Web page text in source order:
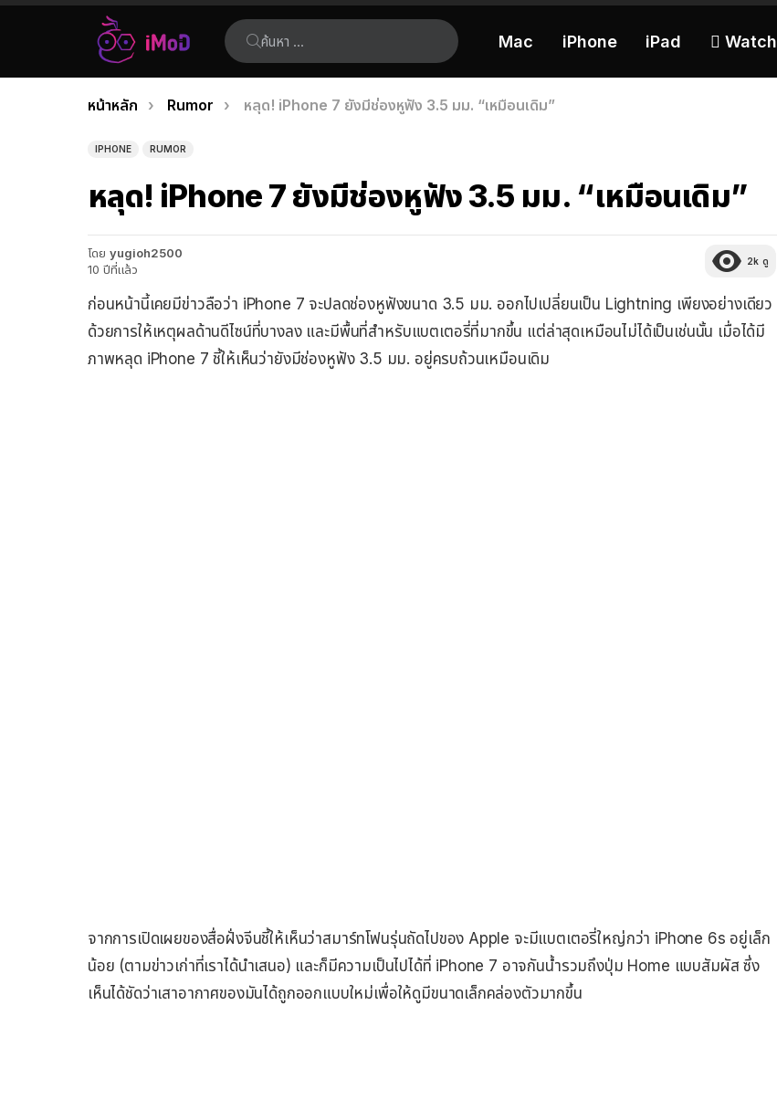
ค้นหา:
Mac iPhone iPad  Watch
เรื่อง
ล่าสุด
คุณอยู่ที่นี่:
หน้าหลัก Rumor หลุด! iPhone 7 ยังมีช่องหูฟัง 3.5 มม. “เหมือนเดิม”
IPHONE RUMOR
หลุด! iPhone 7 ยังมีช่องหูฟัง 3.5 มม. “เหมือนเดิม”
โดย yugioh2500
10 ปีที่แล้ว
2k ดู
ก่อนหน้านี้เคยมีข่าวลือว่า iPhone 7 จะปลดช่องหูฟังขนาด 3.5 มม. ออกไปเปลี่ยนเป็น Lightning เพียงอย่างเดียว
ด้วยการให้เหตุผลด้านดีไซน์ที่บางลง และมีพื้นที่สำหรับแบตเตอรี่ที่มากขึ้น แต่ล่าสุดเหมือนไม่ได้เป็นเช่นนั้น เมื่อได้มี
ภาพหลุด iPhone 7 ชี้ให้เห็นว่ายังมีช่องหูฟัง 3.5 มม. อยู่ครบถ้วนเหมือนเดิม
จากการเปิดเผยของสื่อฝั่งจีนชี้ให้เห็นว่าสมาร์ทโฟนรุ่นถัดไปของ Apple จะมีแบตเตอรี่ใหญ่กว่า iPhone 6s อยู่เล็ก
น้อย (ตามข่าวเก่าที่เราได้นำเสนอ) และก็มีความเป็นไปได้ที่ iPhone 7 อาจกันน้ำรวมถึงปุ่ม Home แบบสัมผัส ซึ่ง
เห็นได้ชัดว่าเสาอากาศของมันได้ถูกออกแบบใหม่เพื่อให้ดูมีขนาดเล็กคล่องตัวมากขึ้น